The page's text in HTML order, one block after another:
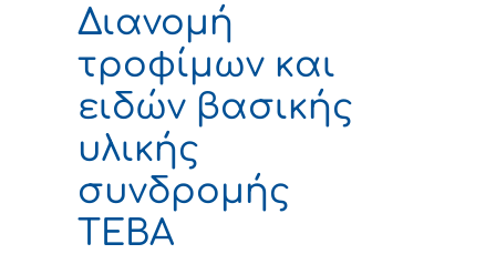
Διανομή
τροφίμων και
ειδών βασικής
υλικής
συνδρομής
ΤΕΒΑ